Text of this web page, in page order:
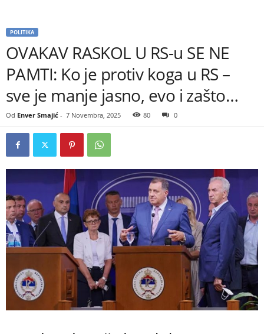
POLITIKA
OVAKAV RASKOL U RS-u SE NE
PAMTI: Ko je protiv koga u RS –
sve je manje jasno, evo i zašto…
Od Enver Smajić - 7 Novembra, 2025 80 0